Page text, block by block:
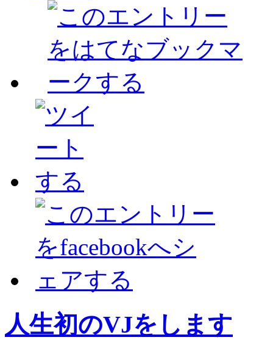
人生初のVJをします